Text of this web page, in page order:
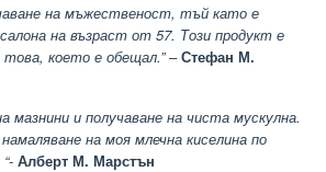
на мъжественост, тъй като е
на възраст от 57. Този продукт е
това, което е обещал.” –Стефан М.
мазнини и получаване на чиста мускулна.
на моя млечна киселина по
Алберт М. Марстън